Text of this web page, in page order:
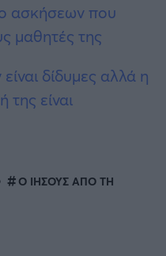
ασκήσεων που
μαθητές της
δίδυμες αλλά η
είναι
Ο ΙΗΣΟΥΣ ΑΠΟ ΤΗ